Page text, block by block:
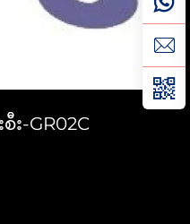
း-GR02C